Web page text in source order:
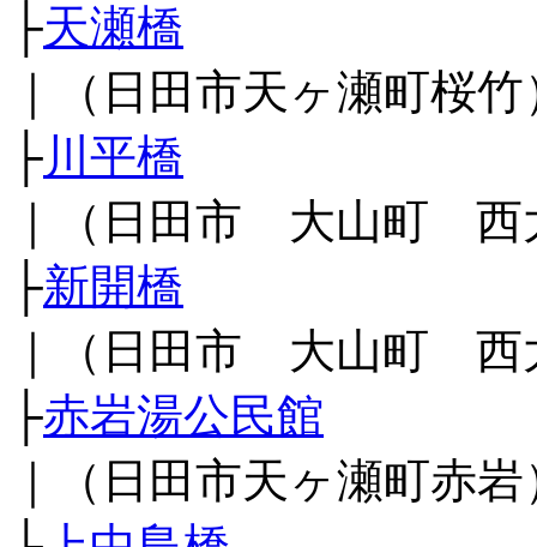
├天瀬橋
｜（日田市天ヶ瀬町桜竹
├川平橋
｜（日田市 大山町 西
├新開橋
｜（日田市 大山町 西
├赤岩湯公民館
｜（日田市天ヶ瀬町赤岩